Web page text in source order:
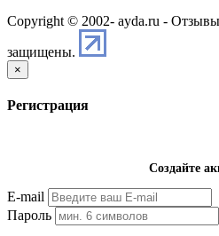
Copyright © 2002- ayda.ru -
защищены.
×
Регистрация
Создайте
E-mail
Пароль